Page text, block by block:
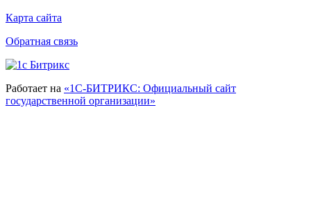
Карта сайта
Обратная связь
Работает на «1С-БИТРИКС: Официальный сайт
государственной организации»